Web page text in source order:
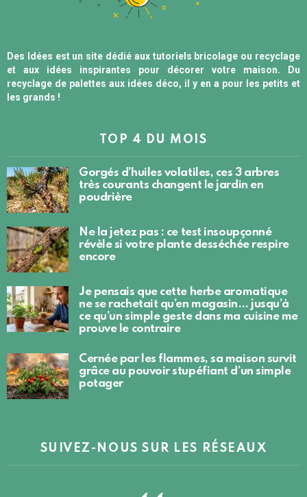
Des Idées est un site dédié aux tutoriels bricolage ou recyclage
et aux idées inspirantes pour décorer votre maison. Du
recyclage de palettes aux idées déco, il y en a pour les petits et
les grands !
TOP 4 DU MOIS
Gorgés d’huiles volatiles, ces 3 arbres
très courants changent le jardin en
poudrière
Ne la jetez pas : ce test insoupçonné
révèle si votre plante desséchée respire
encore
Je pensais que cette herbe aromatique
ne se rachetait qu’en magasin… jusqu’à
ce qu’un simple geste dans ma cuisine me
prouve le contraire
Cernée par les flammes, sa maison survit
grâce au pouvoir stupéfiant d’un simple
potager
SUIVEZ-NOUS SUR LES RÉSEAUX